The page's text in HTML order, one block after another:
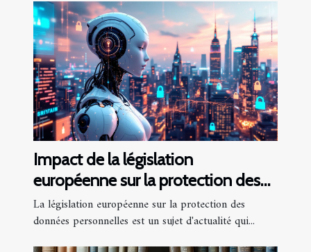
Impact de la législation
européenne sur la protection des
données personnelles
La législation européenne sur la protection des
données personnelles est un sujet d'actualité qui...